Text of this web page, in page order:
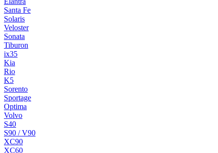
Santa Fe
Solaris
Veloster
Sonata
Tiburon
ix35
Kia
Rio
K5
Sorento
Sportage
Optima
Volvo
S40
S90 / V90
XC90
XC60